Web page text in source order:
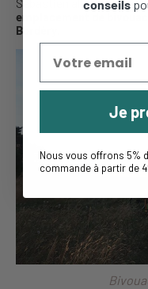
Sébastien allant mieux,
emplacement de
Bordéry.
conseils
Je
Nous vous offrons 5%
commande à partir de